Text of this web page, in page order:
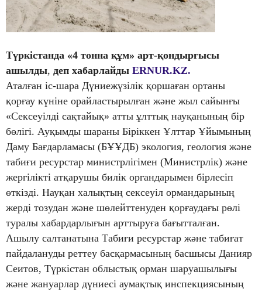
Түркістанда «4 тонна құм» арт-қондырғысы
ашылды, деп хабарлайды ERNUR.KZ.
Аталған іс-шара Дүниежүзілік қоршаған ортаны
қорғау күніне орайластырылған және жыл сайынғы
«Сексеуілді сақтайық» атты ұлттық науқанының бір
бөлігі. Ауқымды шараны Біріккен Ұлттар Ұйымының
Даму Бағдарламасы (БҰҰДБ) экология, геология және
табиғи ресурстар министрлігімен (Министрлік) және
жергілікті атқарушы билік органдарымен бірлесіп
өткізді. Науқан халықтың сексеуіл ормандарының
жерді тозудан және шөлейттенуден қорғаудағы рөлі
туралы хабардарлығын арттыруға бағытталған.
Ашылу салтанатына Табиғи ресурстар және табиғат
пайдалануды реттеу басқармасының басшысы Данияр
Сеитов, Түркістан облыстық орман шаруашылығы
және жануарлар дүниесі аумақтық инспекциясының